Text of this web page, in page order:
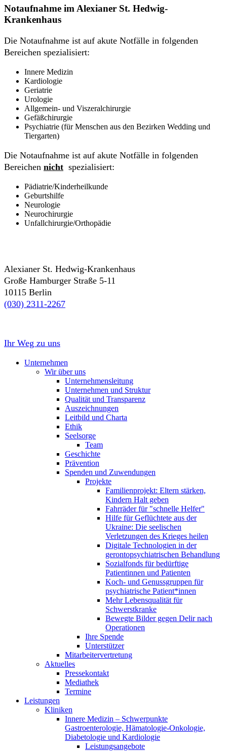
Notaufnahme im Alexianer St. Hedwig-
Krankenhaus
Die Notaufnahme ist auf akute Notfälle in folgenden
Bereichen spezialisiert:
Innere Medizin
Kardiologie
Geriatrie
Urologie
Allgemein- und Viszeralchirurgie
Gefäßchirurgie
Psychiatrie (für Menschen aus den Bezirken Wedding und
Tiergarten)
Die Notaufnahme ist auf akute Notfälle in folgenden
Bereichen nicht spezialisiert:
Pädiatrie/Kinderheilkunde
Geburtshilfe
Neurologie
Neurochirurgie
Unfallchirurgie/Orthopädie
Alexianer St. Hedwig-Krankenhaus
Große Hamburger Straße 5-11
10115 Berlin
(030) 2311-2267
Ihr Weg zu uns
Unternehmen
Wir über uns
Unternehmensleitung
Unternehmen und Struktur
Qualität und Transparenz
Auszeichnungen
Leitbild und Charta
Ethik
Seelsorge
Team
Geschichte
Prävention
Spenden und Zuwendungen
Projekte
Familienprojekt: Eltern stärken,
Kindern Halt geben
Fahrräder für "schnelle Helfer"
Hilfe für Geflüchtete aus der
Ukraine: Die seelischen
Verletzungen des Krieges heilen
Digitale Technologien in der
gerontopsychiatrischen Behandlung
Sozialfonds für bedürftige
Patientinnen und Patienten
Koch- und Genussgruppen für
psychiatrische Patient*innen
Mehr Lebensqualität für
Schwerstkranke
Bewegte Bilder gegen Delir nach
Operationen
Ihre Spende
Unterstützer
Mitarbeitervertretung
Aktuelles
Pressekontakt
Mediathek
Termine
Leistungen
Kliniken
Innere Medizin – Schwerpunkte
Gastroenterologie, Hämatologie-Onkologie,
Diabetologie und Kardiologie
Leistungsangebote